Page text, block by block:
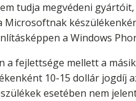
tudja megvédeni
a Windows
fejlettsége mellett a
10-15 dollár jogdíj
esetében nem